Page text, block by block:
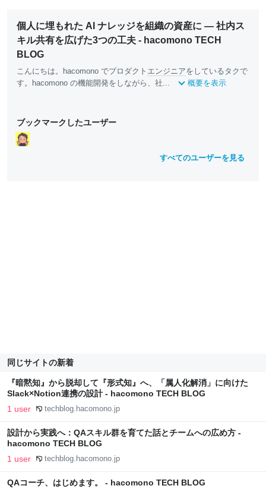
個人に埋もれた AI ナレッジを組織の資産に — 社内ス
キル共有を広げた3つの工夫 - hacomono TECH
BLOG
こんにちは。hacomono でプロダクト エンジニアをしているタクで
す。hacomono の機能開発をしながら、社...
概要を表示
ブックマークしたユーザー
すべてのユーザーを見る
同じサイトの新着
『暗黙知』から脱却して『形式知』へ、「属人化解消」に向けた
Slack×Notion連携の設計 - hacomono TECH BLOG
1 user techblog.hacomono.jp
設計から実践へ：QAスキル群を育てた話とチームへの広め方 -
hacomono TECH BLOG
1 user techblog.hacomono.jp
QAコーチ、はじめます。 - hacomono TECH BLOG